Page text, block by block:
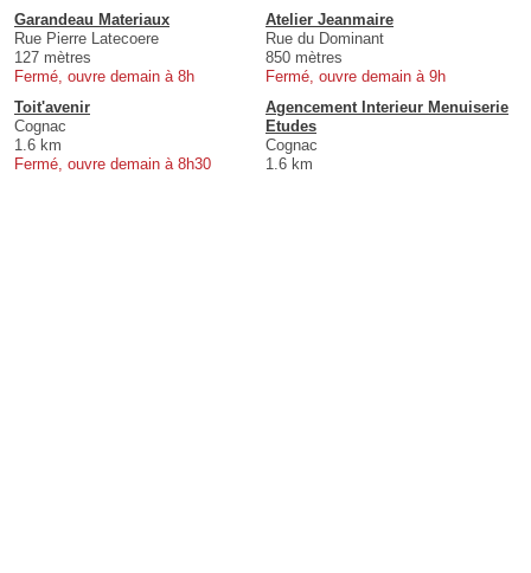
Garandeau Materiaux
Rue Pierre Latecoere
127 mètres
Fermé, ouvre demain à 8h
Atelier Jeanmaire
Rue du Dominant
850 mètres
Fermé, ouvre demain à 9h
Toit'avenir
Cognac
1.6 km
Fermé, ouvre demain à 8h30
Agencement Interieur Menuiserie
Etudes
Cognac
1.6 km